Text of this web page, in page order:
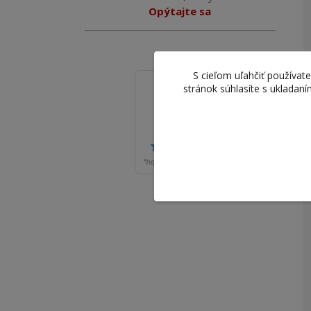
Opýtajte sa
S cieľom uľahčiť
stránok súhlasíte s